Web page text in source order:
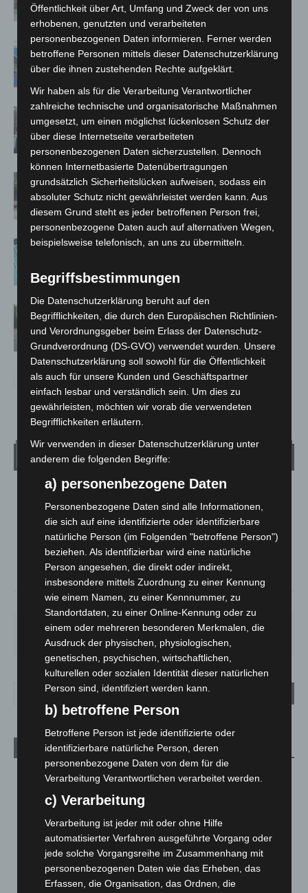
Kreuz
Mann läuft mit Hockeyschläger über
A7 – Polizei sucht Zeugen
Celle: Mensch stirbt bei Bagger-Unfall
auf Baustelle
Gasleitung bei McDonald’s-Umbau in
Langenhagen beschädigt
Anklage nach Abschaltung von
Hannover: Polizei stoppt 166
Trunkenheitsfahrten bei
Großkontrolle
Wetter
19.5°C 20.7°
18.8
68% 4m/s 50%
DO.
29°
FR.
24°
SA.
27 °
SO.
31°
MO.
Aktuelle Beiträge
Region Hannover: 21 neue Notfallsanitäter starten beim
5. August 2026
Mann läuft mit Hockeyschläger über A7 – Polizei sucht
5. August 2026
Öffentlichkeit über Art, Umfang und Zweck der von uns
erhobenen, genutzten und verarbeiteten
personenbezogenen Daten informieren. Ferner werden
betroffene Personen mittels dieser Datenschutzerklärung
über die ihnen zustehenden Rechte aufgeklärt.
Wir haben als für die Verarbeitung Verantwortlicher
zahlreiche technische und organisatorische Maßnahmen
umgesetzt, um einen möglichst lückenlosen Schutz der
über diese Internetseite verarbeiteten
personenbezogenen Daten sicherzustellen. Dennoch
können Internetbasierte Datenübertragungen
grundsätzlich Sicherheitslücken aufweisen, sodass ein
absoluter Schutz nicht gewährleistet werden kann. Aus
diesem Grund steht es jeder betroffenen Person frei,
personenbezogene Daten auch auf alternativen Wegen,
beispielsweise telefonisch, an uns zu übermitteln.
Begriffsbestimmungen
Die Datenschutzerklärung beruht auf den
Begrifflichkeiten, die durch den Europäischen Richtlinien-
und Verordnungsgeber beim Erlass der Datenschutz-
Grundverordnung (DS-GVO) verwendet wurden. Unsere
Datenschutzerklärung soll sowohl für die Öffentlichkeit
als auch für unsere Kunden und Geschäftspartner
einfach lesbar und verständlich sein. Um dies zu
gewährleisten, möchten wir vorab die verwendeten
Begrifflichkeiten erläutern.
Wir verwenden in dieser Datenschutzerklärung unter
anderem die folgenden Begriffe:
a) personenbezogene Daten
Personenbezogene Daten sind alle Informationen,
die sich auf eine identifizierte oder identifizierbare
natürliche Person (im Folgenden "betroffene Person")
beziehen. Als identifizierbar wird eine natürliche
Person angesehen, die direkt oder indirekt,
insbesondere mittels Zuordnung zu einer Kennung
wie einem Namen, zu einer Kennnummer, zu
Standortdaten, zu einer Online-Kennung oder zu
einem oder mehreren besonderen Merkmalen, die
Ausdruck der physischen, physiologischen,
genetischen, psychischen, wirtschaftlichen,
kulturellen oder sozialen Identität dieser natürlichen
Person sind, identifiziert werden kann.
b) betroffene Person
Betroffene Person ist jede identifizierte oder
identifizierbare natürliche Person, deren
personenbezogene Daten von dem für die
Verarbeitung Verantwortlichen verarbeitet werden.
c) Verarbeitung
Verarbeitung ist jeder mit oder ohne Hilfe
automatisierter Verfahren ausgeführte Vorgang oder
jede solche Vorgangsreihe im Zusammenhang mit
personenbezogenen Daten wie das Erheben, das
Erfassen, die Organisation, das Ordnen, die